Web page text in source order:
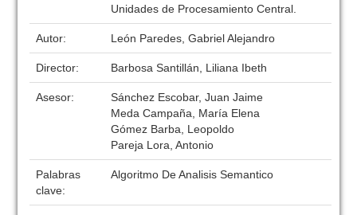
Unidades de Procesamiento Central.
Autor: León Paredes, Gabriel Alejandro
Director: Barbosa Santillán, Liliana Ibeth
Asesor:
Sánchez Escobar, Juan Jaime
Meda Campaña, María Elena
Gómez Barba, Leopoldo
Pareja Lora, Antonio
Palabras
clave:
Algoritmo De Analisis Semantico